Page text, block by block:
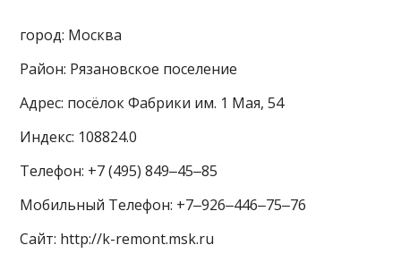
город: Москва
Район: Рязановское поселение
Адрес: посёлок Фабрики им. 1 Мая, 54
Индекс: 108824.0
Телефон: +7 (495) 849‒45‒85
Мобильный Телефон: +7‒926‒446‒75‒76
Сайт: http://k-remont.msk.ru